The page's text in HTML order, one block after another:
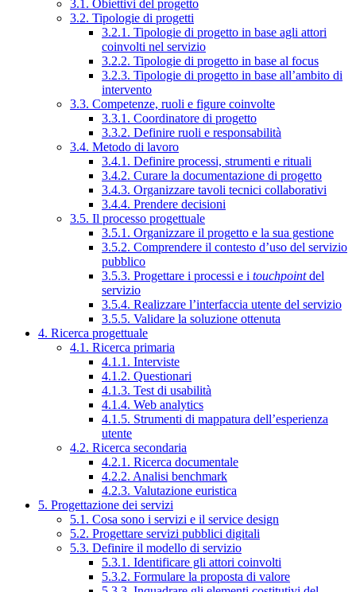
3.1. Obiettivi del progetto
3.2. Tipologie di progetti
3.2.1. Tipologie di progetto in base agli attori
coinvolti nel servizio
3.2.2. Tipologie di progetto in base al focus
3.2.3. Tipologie di progetto in base all’ambito di
intervento
3.3. Competenze, ruoli e figure coinvolte
3.3.1. Coordinatore di progetto
3.3.2. Definire ruoli e responsabilità
3.4. Metodo di lavoro
3.4.1. Definire processi, strumenti e rituali
3.4.2. Curare la documentazione di progetto
3.4.3. Organizzare tavoli tecnici collaborativi
3.4.4. Prendere decisioni
3.5. Il processo progettuale
3.5.1. Organizzare il progetto e la sua gestione
3.5.2. Comprendere il contesto d’uso del servizio
pubblico
3.5.3. Progettare i processi e i touchpointdel
servizio
3.5.4. Realizzare l’interfaccia utente del servizio
3.5.5. Validare la soluzione ottenuta
4. Ricerca progettuale
4.1. Ricerca primaria
4.1.1. Interviste
4.1.2. Questionari
4.1.3. Test di usabilità
4.1.4. Web analytics
4.1.5. Strumenti di mappatura dell’esperienza
utente
4.2. Ricerca secondaria
4.2.1. Ricerca documentale
4.2.2. Analisi benchmark
4.2.3. Valutazione euristica
5. Progettazione dei servizi
5.1. Cosa sono i servizi e il service design
5.2. Progettare servizi pubblici digitali
5.3. Definire il modello di servizio
5.3.1. Identificare gli attori coinvolti
5.3.2. Formulare la proposta di valore